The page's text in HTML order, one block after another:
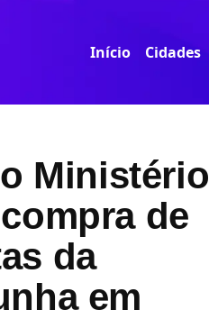
Início Cidades
Ministério
de
da
em